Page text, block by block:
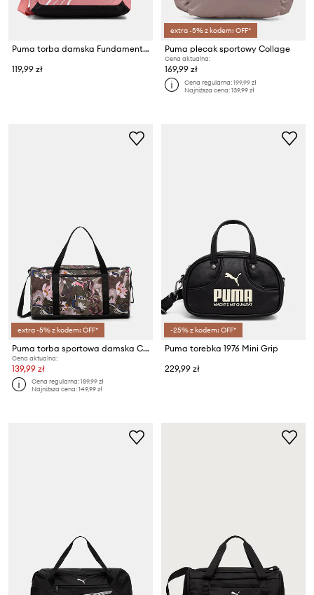
Puma torba damska Fundamental
119,99 zł
extra -5% z kodem: OFF*
Puma plecak sportowy Collage
Cena aktualna:
169,99 zł
Cena regularna:199,99 zł
Najniższa cena:139,99 zł
extra -5% z kodem: OFF*
Puma torba sportowa damska Concept Barrel
Cena aktualna:
139,99 zł
Cena regularna:189,99 zł
Najniższa cena:149,99 zł
-25% z kodem: OFF*
Puma torebka 1976 Mini Grip
229,99 zł